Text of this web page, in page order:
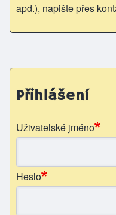
apd.), napište přes
Přihlášení
Uživatelské jméno
Heslo